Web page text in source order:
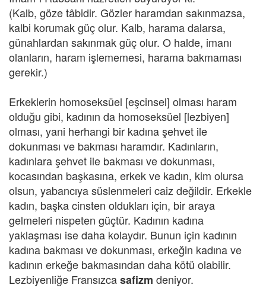
(Kalb, göze tâbidir. Gözler haramdan sakınmazsa,
kalbi korumak güç olur. Kalb, harama dalarsa,
günahlardan sakınmak güç olur. O halde, imanı
olanların, haram işlememesi, harama bakmaması
gerekir.)
Erkeklerin homoseksüel [eşcinsel] olması haram
olduğu gibi, kadının da homoseksüel [lezbiyen]
olması, yani herhangi bir kadına şehvet ile
dokunması ve bakması haramdır. Kadınların,
kadınlara şehvet ile bakması ve dokunması,
kocasından başkasına, erkek ve kadın, kim olursa
olsun, yabancıya süslenmeleri caiz değildir. Erkekle
kadın, başka cinsten oldukları için, bir araya
gelmeleri nispeten güçtür. Kadının kadına
yaklaşması ise daha kolaydır. Bunun için kadının
kadına bakması ve dokunması, erkeğin kadına ve
kadının erkeğe bakmasından daha kötü olabilir.
Lezbiyenliğe Fransızcasafizm deniyor.